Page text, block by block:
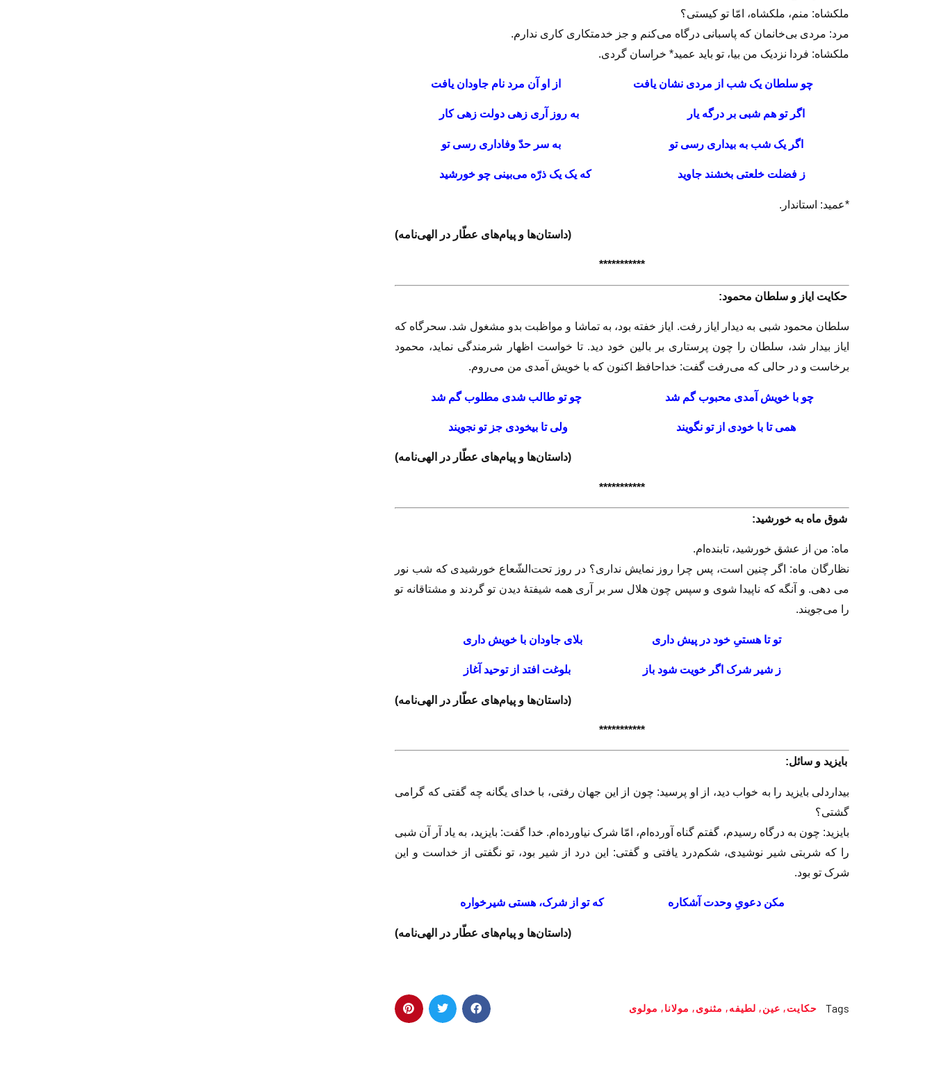
ملكشاه: منم، ملكشاه، امّا تو كيستى؟
مرد: مردى بى‌خانمان كه پاسبانى درگاه مى‌كنم و جز خدمتكارى كارى ندارم.
ملكشاه: فردا نزديک من بيا، تو بايد عميد* خراسان گردى.
چو سلطان يک شب از مردى نشان يافت از او آن مرد نام جاودان يافت
اگر تو هم شبى بر درگه يار به روز آرى زهى دولت زهى كار
اگر يک شب به بيدارى رسى توبه سر حدّ وفادارى رسى تو
ز فضلت خلعتى بخشند جاويدكه يک يک ذرّه مى‌بينى چو خورشيد
*عميد: استاندار.
(داستان‌ها و پيام‌هاى عطّار در الهى‌نامه)
***********
حكايت اياز و سلطان محمود:
سلطان محمود شبى به ديدار اياز رفت. اياز خفته بود، به تماشا و مواظبت بدو مشغول شد. سحرگاه كه
اياز بيدار شد، سلطان را چون پرستارى بر بالين خود ديد. تا خواست اظهار شرمندگى نمايد، محمود
برخاست و در حالى كه مى‌رفت گفت: خداحافظ اكنون كه با خويش آمدى من مى‌روم.
چو با خويش آمدى محبوب گم شدچو تو طالب شدى مطلوب گم شد
همى تا با خودى از تو نگويند ولى تا بيخودى جز تو نجويند
(داستان‌ها و پيام‌هاى عطّار در الهى‌نامه)
**
*****
**
**
شوق ماه به خورشيد:
ماه: من از عشق خورشيد، تابنده‌ام.
نظارگان ماه: اگر چنين است، پس چرا روز نمايش ندارى؟ در روز تحت‌الشّعاع خورشيدى كه شب نور
مى دهى. و آنگه كه ناپيدا شوى و سپس چون هلال سر بر آرى همه شيفتهٔ ديدن تو گردند و مشتاقانه تو
را مى‌جويند.
تو تا هستىِ خود در پيش دارى بلاى جاودان با خويش دارى
ز شير شرک اگر خويت شود بازبلوغت افتد از توحيد آغاز
(داستان‌ها و پيام‌هاى عطّار در الهى‌نامه)
**
*****
**
**
بايزيد و سائل:
بيداردلى بايزيد را به خواب ديد، از او پرسيد: چون از اين جهان رفتى، با خداى يگانه چه گفتى كه گرامى
گشتى؟
بايزيد: چون به درگاه رسيدم، گفتم گناه آورده‌ام، امّا شرک نياورده‌ام. خدا گفت: بايزيد، به ياد آر آن شبى
را كه شربتى شير نوشيدى، شكم‌درد يافتى و گفتى: اين درد از شير بود، تو نگفتى از خداست و اين
شرک تو بود.
مكن دعوىِ وحدت آشكارهكه تو از شرک، هستى شيرخواره
(داستان‌ها و پيام‌هاى عطّار در الهى‌نامه)
Tags حکایت, عین, لطیفه, مثنوى, مولانا, مولوی